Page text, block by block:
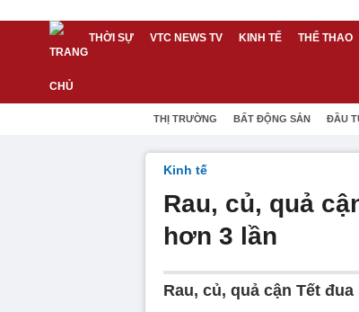
THỜI SỰ VTC NEWS TV KINH TẾ THỂ THAO
THỊ TRƯỜNG BẤT ĐỘNG SẢN ĐẦU
Kinh tế
Rau, củ, quả
hơn 3 lần
Rau, củ, quả cận Tết